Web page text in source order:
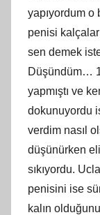
yapıyordum o
penisi
sen demek
Düşündüm…
yapmıştı ve
dokunuyordu
verdim nasıl
düşünürken
sıkıyordu.
penisini ise
kalın